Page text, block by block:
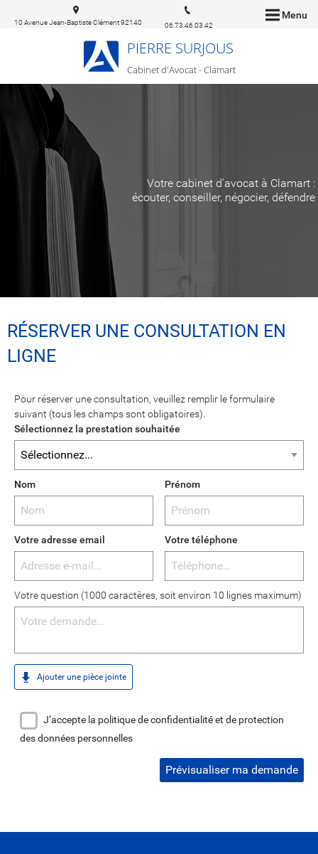
Menu
PIERRE SURJOUS
Cabinet d'Avocat - Clamart
10 Avenue Jean-Baptiste Clément 92140
06.73.46.03.42
Votre cabinet d'avocat à Clamart :
écouter, conseiller, négocier, défendre
RÉSERVER UNE CONSULTATION EN
LIGNE
Pour réserver une consultation, veuillez remplir le formulaire
suivant (tous les champs sont obligatoires).
Sélectionnez la prestation souhaitée
Nom Prénom
Votre adresse email Votre téléphone
Votre question (1000 caractères, soit environ 10 lignes maximum)
Ajouter une pièce jointe
J’accepte la politique de confidentialité et de protection
des données personnelles
Prévisualiser ma demande